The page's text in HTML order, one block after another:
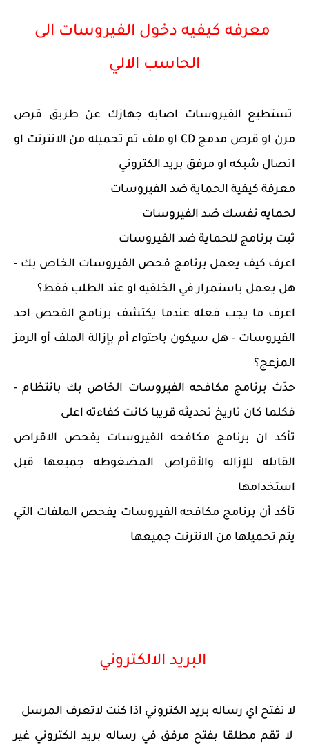
معرفه كيفيه دخول الفيروسات الى
الحاسب الالي
تستطيع الفيروسات اصابه جهازك عن طريق قرص
مرن او قرص مدمج CD او ملف تم تحميله من الانترنت او
اتصال شبكه او مرفق بريد الكتروني
معرفة كيفية الحماية ضد الفيروسات
لحمايه نفسك ضد الفيروسات
ثبت برنامج للحماية ضد الفيروسات
اعرف كيف يعمل برنامج فحص الفيروسات الخاص بك -
هل يعمل باستمرار في الخلفيه او عند الطلب فقط؟
اعرف ما يجب فعله عندما يكتشف برنامج الفحص احد
الفيروسات - هل سيكون باحتواء أم بإزالة الملف أو الرمز
المزعج؟
حدّث برنامج مكافحه الفيروسات الخاص بك بانتظام -
فكلما كان تاريخ تحديثه قريبا كانت كفاءته اعلى
تأكد ان برنامج مكافحه الفيروسات يفحص الاقراص
القابله للإزاله والأقراص المضغوطه جميعها قبل
استخدامها
تأكد أن برنامج مكافحه الفيروسات يفحص الملفات التي
يتم تحميلها من الانترنت جميعها
البريد الالكتروني
لا تفتح اي رساله بريد الكتروني اذا كنت لاتعرف المرسل
لا تقم مطلقا بفتح مرفق في رساله بريد الكتروني غير